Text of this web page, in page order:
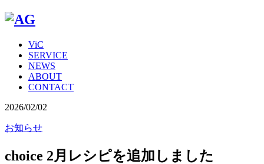
ViC
SERVICE
NEWS
ABOUT
CONTACT
2026/02/02
お知らせ
choice 2月レシピを追加しました